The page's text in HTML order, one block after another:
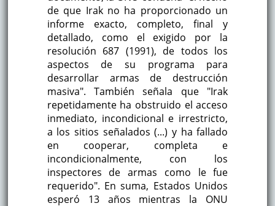
de que Irak no ha proporcionado un
informe exacto, completo, final y
detallado, como el exigido por la
resolución 687 (1991), de todos los
aspectos de su programa para
desarrollar armas de destrucción
masiva". También señala que "Irak
repetidamente ha obstruido el acceso
inmediato, incondicional e irrestricto,
a los sitios señalados (...) y ha fallado
en cooperar, completa e
incondicionalmente, con los
inspectores de armas como le fue
requerido". En suma, Estados Unidos
esperó 13 años mientras la ONU